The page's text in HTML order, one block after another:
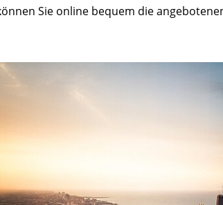
Sie online bequem die